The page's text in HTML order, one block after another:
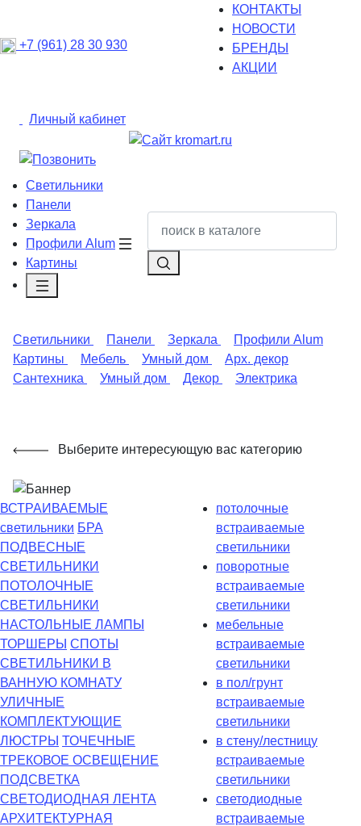
+7 (961) 28 30 930
КОНТАКТЫ
НОВОСТИ
БРЕНДЫ
АКЦИИ
Личный кабинет
Светильники
Панели
Зеркала
Профили Alum
Картины
Светильники Панели Зеркала
Профили Alum
Картины
Мебель Умный дом
Арх. декор
Сантехника
Умный дом Декор Электрика
Выберите интересующую вас категорию
ВСТРАИВАЕМЫЕ
светильники БРА
ПОДВЕСНЫЕ
СВЕТИЛЬНИКИ
ПОТОЛОЧНЫЕ
СВЕТИЛЬНИКИ
НАСТОЛЬНЫЕ ЛАМПЫ
ТОРШЕРЫ СПОТЫ
СВЕТИЛЬНИКИ В
ВАННУЮ КОМНАТУ
УЛИЧНЫЕ
КОМПЛЕКТУЮЩИЕ
ЛЮСТРЫ ТОЧЕЧНЫЕ
ТРЕКОВОЕ ОСВЕЩЕНИЕ
ПОДСВЕТКА
СВЕТОДИОДНАЯ ЛЕНТА
АРХИТЕКТУРНАЯ
потолочные
встраиваемые
светильники
поворотные
встраиваемые
светильники
мебельные
встраиваемые
светильники
в пол/грунт
встраиваемые
светильники
в стену/лестницу
встраиваемые
светильники
светодиодные
встраиваемые